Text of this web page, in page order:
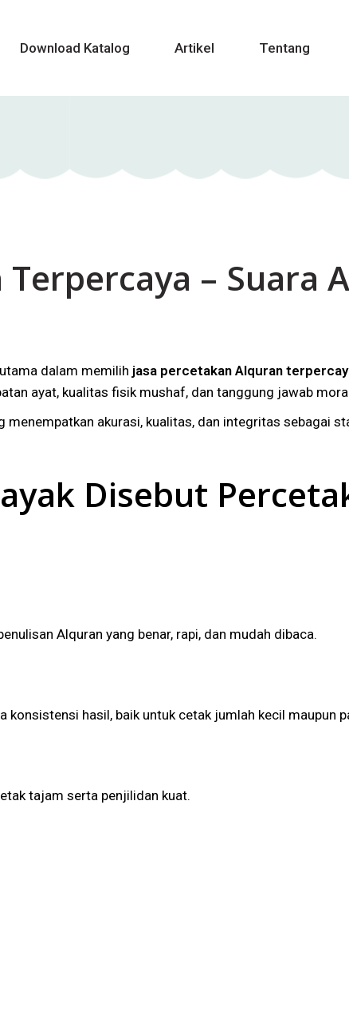
Download Katalog Artikel Tentang
– Suara
dalam memilih jasa percetakan Alquran
ayat, kualitas fisik mushaf, dan tanggung jawab
menempatkan akurasi, kualitas, dan integritas sebagai
Disebut
Alquran yang benar, rapi, dan mudah dibaca.
hasil, baik untuk cetak jumlah kecil maupun
tajam serta penjilidan kuat.